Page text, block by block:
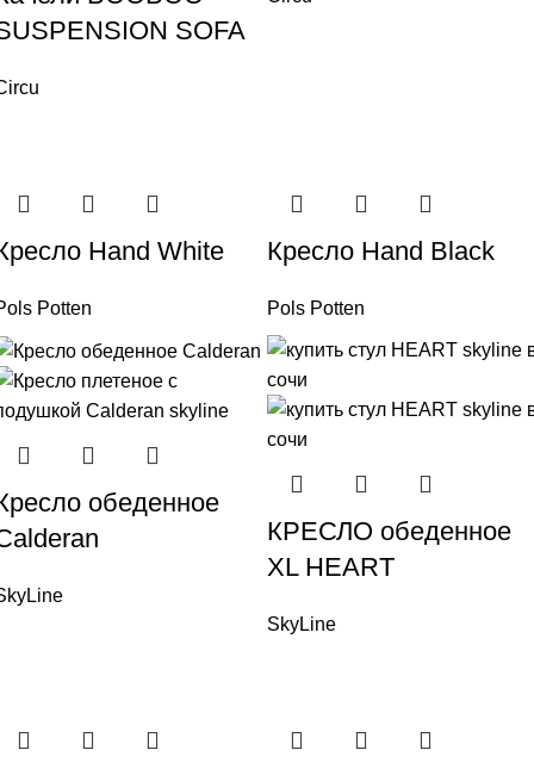
SOFA
Hand White
Potten
Кресло Hand Black
Pols Potten
обеденное
КРЕСЛО обеденное
XL HEART
SkyLine